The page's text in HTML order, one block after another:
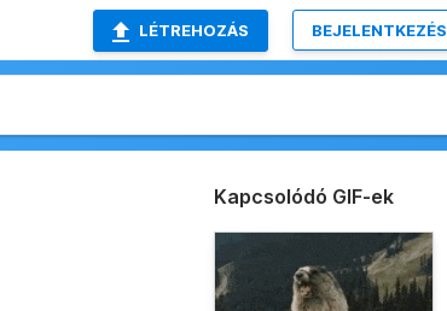
LÉTREHOZÁS BEJELENTKEZÉS
Kapcsolódó GIF-ek